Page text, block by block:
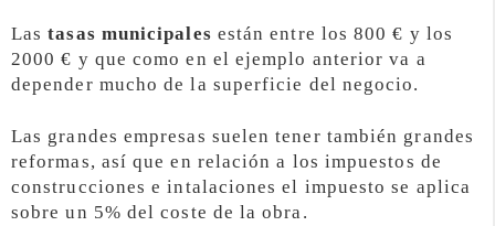
Lastasas municipales están entre los 800 € y los
2000 € y que como en el ejemplo anterior va a
depender mucho de la superficie del negocio.
Las grandes empresas suelen tener también grandes
reformas, así que en relación a los impuestos de
construcciones e intalaciones el impuesto se aplica
sobre un 5% del coste de la obra.